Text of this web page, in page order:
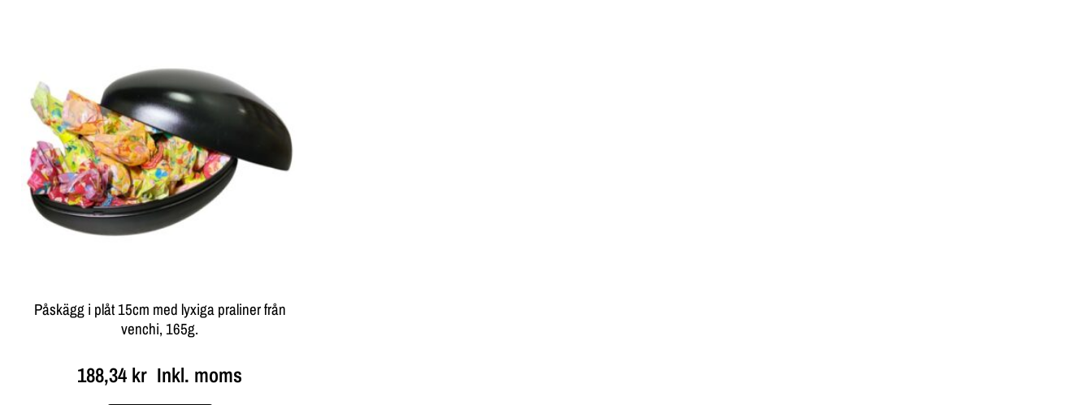
Påskägg i plåt 15cm med lyxiga praliner från
venchi, 165g.
188,34 kr Inkl. moms